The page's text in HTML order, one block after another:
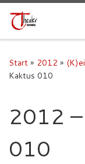
Start» 2012 »
Kaktus 010
2012
010